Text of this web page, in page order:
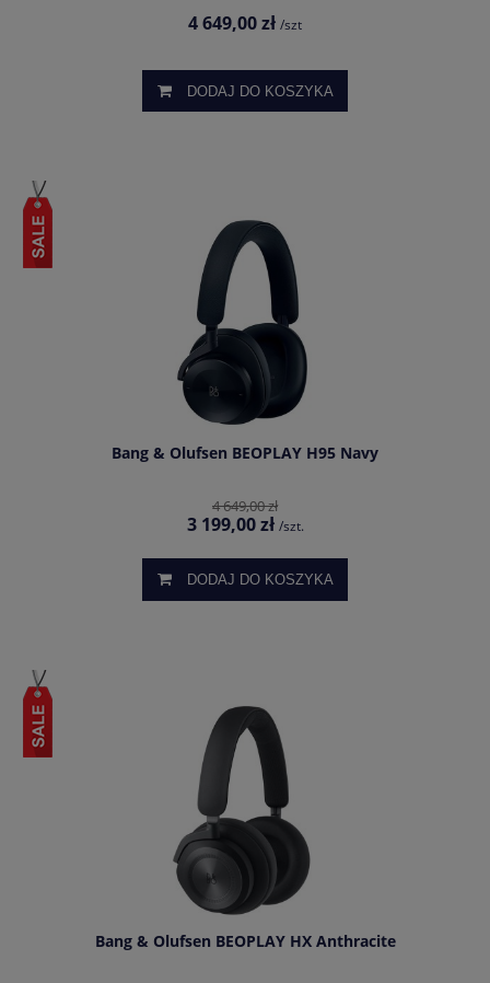
4 649,00 zł /szt
DODAJ DO KOSZYKA
Bang & Olufsen BEOPLAY H95 Navy
4 649,00 zł
3 199,00 zł /szt.
DODAJ DO KOSZYKA
Bang & Olufsen BEOPLAY HX Anthracite